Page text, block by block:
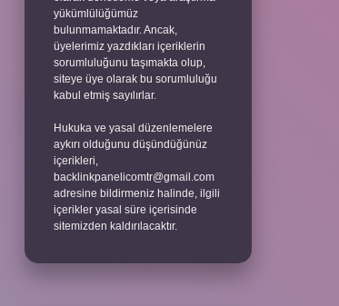
yükümlülüğümüz
bulunmamaktadır. Ancak,
üyelerimiz yazdıkları içeriklerin
sorumluluğunu taşımakta olup,
siteye üye olarak bu sorumluluğu
kabul etmiş sayılırlar.
Hukuka ve yasal düzenlemelere
aykırı olduğunu düşündüğünüz
içerikleri,
backlinkpanelicomtr@gmail.com
adresine bildirmeniz halinde, ilgili
içerikler yasal süre içerisinde
sitemizden kaldırılacaktır.